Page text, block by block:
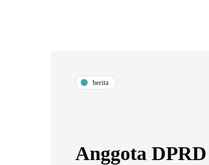
berita
​Anggota